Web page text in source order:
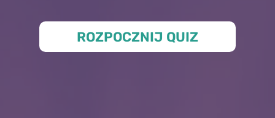
ROZPOCZNIJ QUIZ